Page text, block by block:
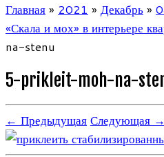
Главная » 2021 » Декабрь »
«Скала и мох» в интерьере
na-stenu
5-prikleit-moh-na-
← Предыдущая Следующая →